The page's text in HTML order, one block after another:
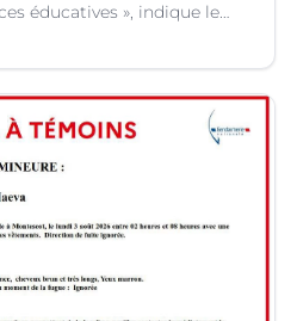
éducatives », indique le